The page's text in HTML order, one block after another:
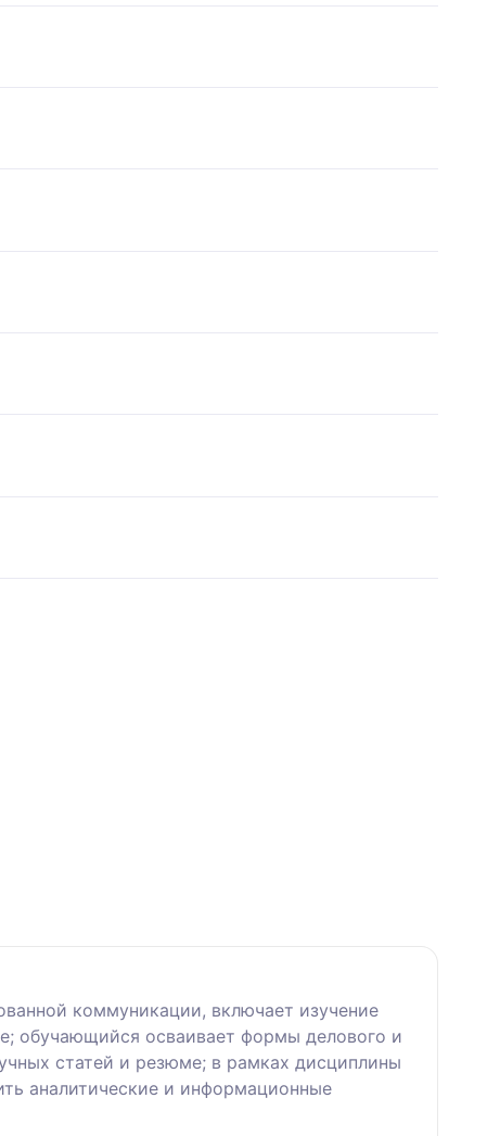
коммуникации, включает изучение
обучающийся осваивает формы делового и
статей и резюме; в рамках дисциплины
аналитические и информационные